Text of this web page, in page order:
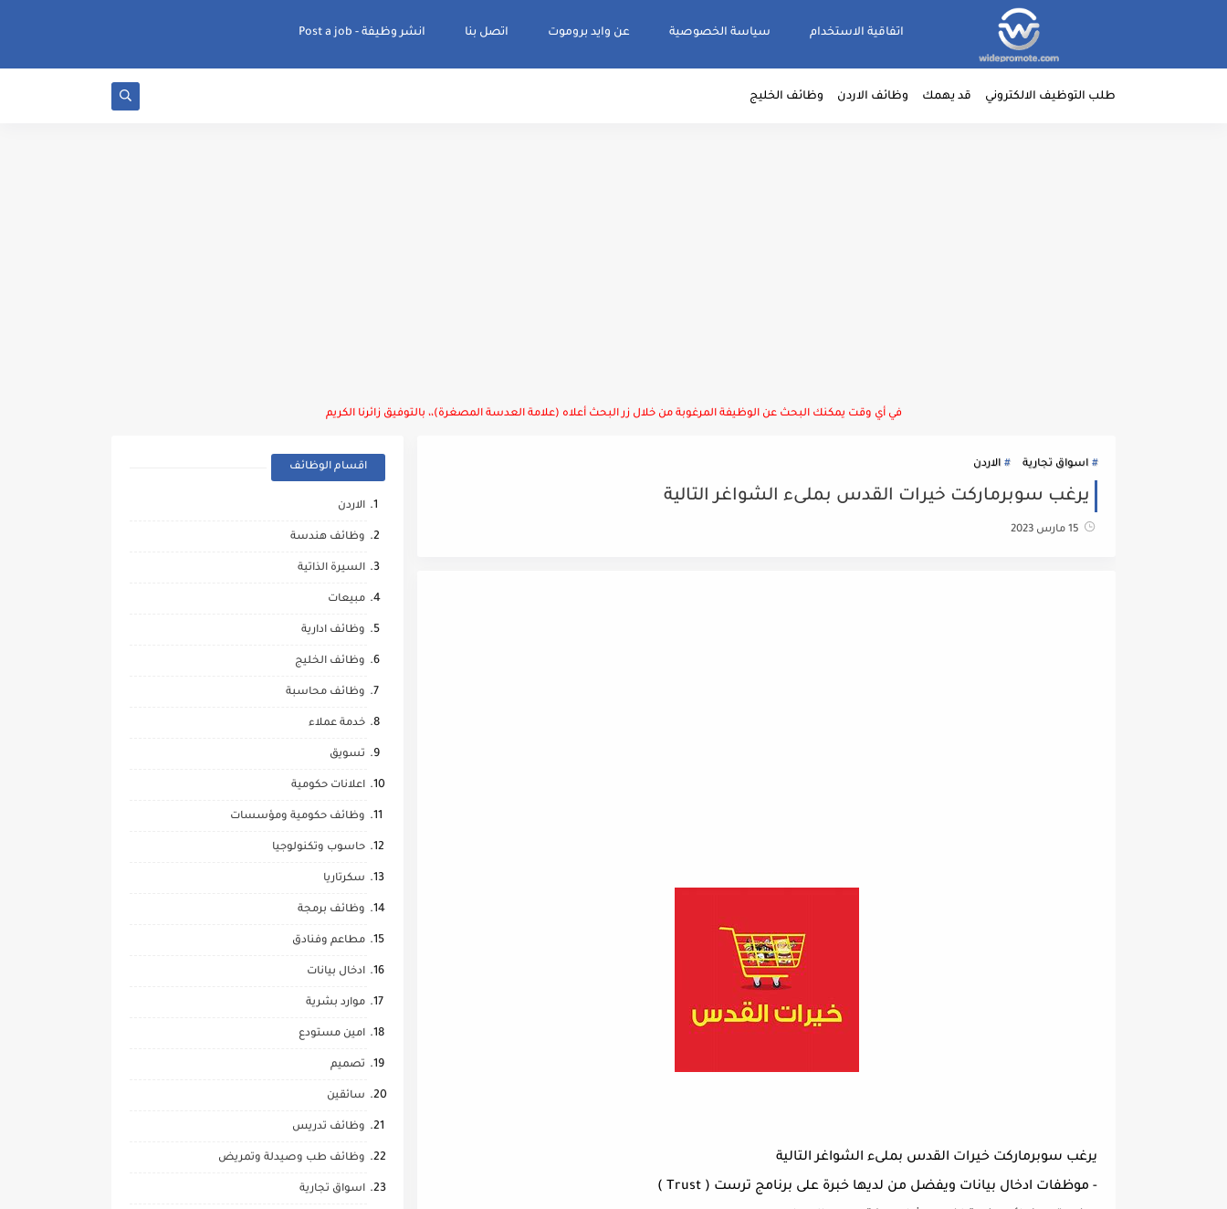
اتفاقية الاستخدام سياسة الخصوصية عن وايد بروموت اتصل بنا انشر وظيفة - Post a job
طلب التوظيف الالكتروني قد يهمك وظائف الاردن وظائف الخليج
في أي وقت يمكنك البحث عن الوظيفة المرغوبة من خلال زر البحث أعلاه (علامة العدسة المصغرة)،، بالتوفيق زائرنا الكريم
اسواق تجارية الاردن
يرغب سوبرماركت خيرات القدس بملىء الشواغر التالية
15 مارس 2023
يرغب سوبرماركت خيرات القدس بملىء الشواغر التالية
- موظفات ادخال بيانات ويفضل من لديها خبرة على برنامج ترست ( Trust )
اقسام الوظائف
الاردن
وظائف هندسة
السيرة الذاتية
مبيعات
وظائف ادارية
وظائف الخليج
وظائف محاسبة
خدمة عملاء
تسويق
اعلانات حكومية
وظائف حكومية ومؤسسات
حاسوب وتكنولوجيا
سكرتاريا
وظائف برمجة
مطاعم وفنادق
ادخال بيانات
موارد بشرية
امين مستودع
تصميم
سائقين
وظائف تدريس
وظائف طب وصيدلة وتمريض
اسواق تجارية